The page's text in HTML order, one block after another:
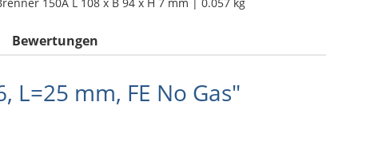
Bewertungen
mm, FE No Gas"